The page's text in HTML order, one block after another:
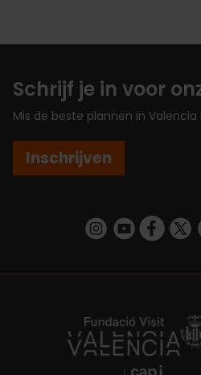
Schrijf je in voor
Mis de beste plannen in Valencia
Inschrijven
https://https://https://
https://